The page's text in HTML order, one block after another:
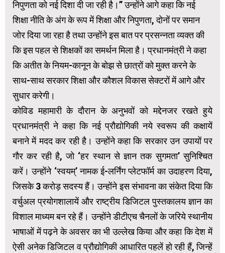
निपुणता को नई दिशा दी जा रही है।” उन्होंने आगे कहा कि नई
शिक्षा नीति के अंग के रूप में शिक्षा और निपुणता, दोनों पर समान
जोर दिया जा रहा है तथा उन्होंने इस बात पर प्रसन्नता व्यक्त की
कि इस पहल से शिक्षकों का समर्थन मिला है। प्रधानमंत्री ने कहा
कि अतीत के नियम-कानून के बोझ से छात्रों को मुक्त करने के
साथ-साथ सरकार शिक्षा और कौशल विकास सेक्टरों में आगे और
सुधार करेगी।
कोविड महामारी के दौरान के अनुभवों को मद्देनजर रखते हुये
प्रधानमंत्री ने कहा कि नई प्रौद्योगिकी नये स्वरूप की कक्षायें
बनाने में मदद कर रही है। उन्होंने कहा कि सरकार उन उपायों पर
गौर कर रही है, जो ‘हर स्थान से ज्ञान तक सुगमता’ सुनिश्चित
करें। उन्होंने ‘स्वयम्’ नामक ई-लर्निंग प्लेटफॉर्म का उदाहरण दिया,
जिसके 3 करोड़ सदस्य हैं। उन्होंने इस संभावना का संकेत दिया कि
वर्चुअल प्रयोगशालायें और राष्ट्रीय डिजिटल पुस्तकालय ज्ञान का
विशाल माध्यम बन रहे हैं। उन्होंने डीटीएच चैनलों के जरिये स्थानीय
भाषाओं में पढ़ने के अवसर का भी उल्लेख किया और कहा कि देश में
ऐसी अनेक डिजिटल व प्रौद्योगिकी आधारित पहलें हो रही हैं, जिन्हें